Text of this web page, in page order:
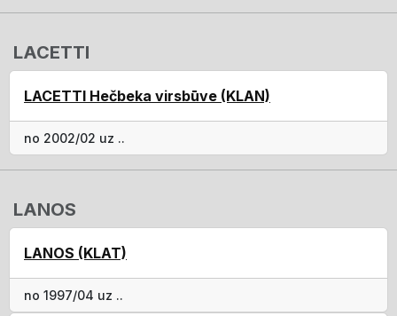
LACETTI
LACETTI Hečbeka virsbūve (KLAN)
no 2002/02 uz ..
LANOS
LANOS (KLAT)
no 1997/04 uz ..